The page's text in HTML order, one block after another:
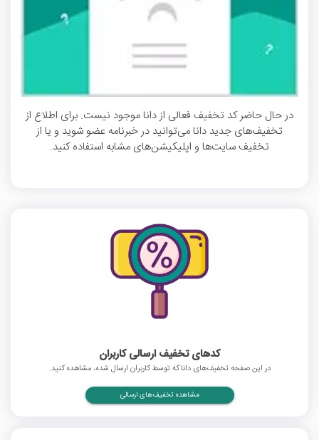
در حال حاضر کد تخفیف فعالی از دانا موجود نیست. برای اطلاع از
تخفیف‌های جدید دانا می‌توانید در خبرنامه عضو شوید و یا از
تخفیف سایت‌ها و اپلیکیشن‌های مشابه استفاده کنید.
کدهای تخفیف ارسالی کاربران
در این صفحه تخفیف‌های دانا که توسط کاربران ارسال شده، مشاهده کنید.
مشاهده تخفیف‌های ارسالی